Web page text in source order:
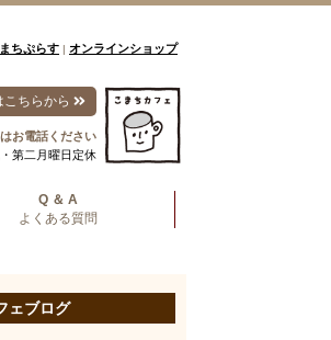
ちぷらす | オンラインショップ
こちらから
お電話ください
第二月曜日定休
Q ＆ A
よくある質問
ェブログ